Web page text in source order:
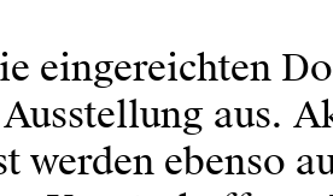
eingereichten
aus.
werden ebenso